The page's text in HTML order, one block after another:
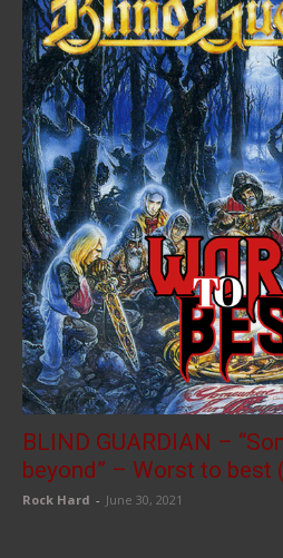
BLIND GUARDIAN –
beyond” – Worst to best
Rock Hard - June 30, 2021